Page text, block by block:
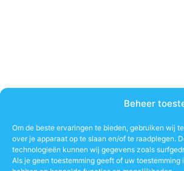
Beheer
Om de beste ervaringen te bieden, gebruiken wij
over je apparaat op te slaan en/of te raadplegen.
technologieën kunnen wij gegevens zoals
Als je geen toestemming geeft of uw